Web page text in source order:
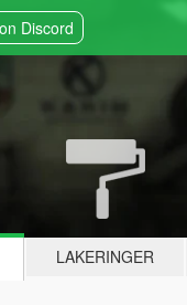
Discord
LAKERINGER